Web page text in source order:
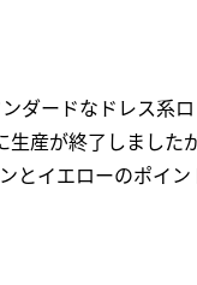
ダードなドレス系
産が終了しまし
とイエローのポイ